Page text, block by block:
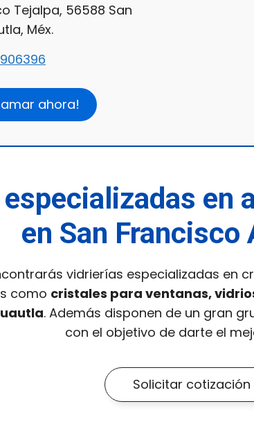
Tejalpa, 56588 San
Méx.
ahora!
en
en San Francisco
vidrierías especializadas en
como cristales para ventanas,
. Además disponen de un gran
con el objetivo de darte el
Solicitar cotización